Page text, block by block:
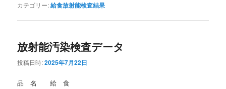
カテゴリー:給食放射能検査結果
放射能汚染検査データ
投稿日時:2025年7月22日
品 名 給 食